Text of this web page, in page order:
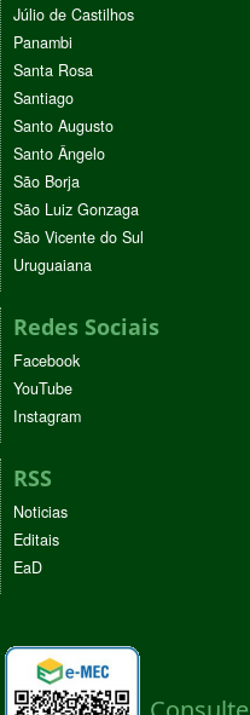
Júlio de Castilhos
Panambi
Santa Rosa
Santiago
Santo Augusto
Santo Ângelo
São Borja
São Luiz Gonzaga
São Vicente do Sul
Uruguaiana
Redes Sociais
Facebook
YouTube
Instagram
RSS
Noticias
Editais
EaD